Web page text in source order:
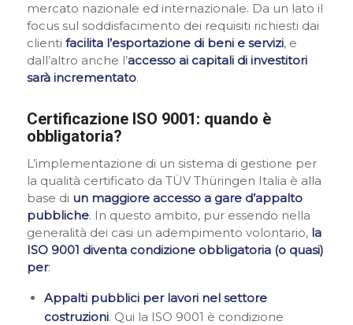
mercato nazionale ed internazionale. Da un lato il
focus sul soddisfacimento dei requisiti richiesti dai
clienti facilita l’esportazione di beni e servizi, e
dall’altro anche l’accesso ai capitali di investitori
sarà incrementato.
Certificazione ISO 9001: quando è
obbligatoria?
L’implementazione di un sistema di gestione per
la qualità certificato da TÜV Thüringen Italia è alla
base di un maggiore accesso a gare d’appalto
pubbliche. In questo ambito, pur essendo nella
generalità dei casi un adempimento volontario, la
ISO 9001 diventa condizione obbligatoria (o quasi)
per:
Appalti pubblici per lavori nel settore
costruzioni. Qui la ISO 9001 è condizione